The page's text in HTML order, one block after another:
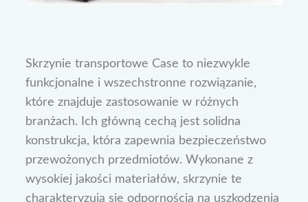
Skrzynie transportowe Case to niezwykle
funkcjonalne i wszechstronne rozwiązanie,
które znajduje zastosowanie w różnych
branżach. Ich główną cechą jest solidna
konstrukcja, która zapewnia bezpieczeństwo
przewożonych przedmiotów. Wykonane z
wysokiej jakości materiałów, skrzynie te
charakteryzują się odpornością na uszkodzenia